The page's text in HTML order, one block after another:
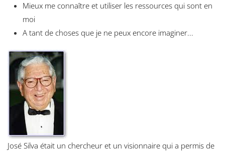
Mieux me connaître et utiliser les ressources qui sont en
moi
A tant de choses que je ne peux encore imaginer...
José Silva était un chercheur et un visionnaire qui a permis de